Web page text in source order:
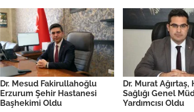
Dr. Mesud Fakirullahoğlu
Erzurum Şehir Hastanesi
Başhekimi Oldu
Dr. Murat Ağırtaş,
Sağlığı Genel
Yardımcısı Oldu